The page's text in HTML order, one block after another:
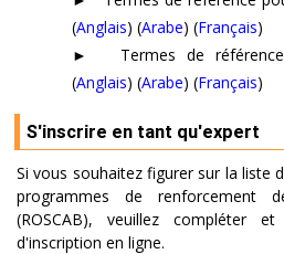
(Anglais) (Arabe) (Français)
► Termes de
(Anglais) (Arabe) (Français)
S'inscrire en tant qu'expert
Si vous souhaitez figurer sur la liste
programmes de renforcement
(ROSCAB), veuillez compléter
d'inscription en ligne.